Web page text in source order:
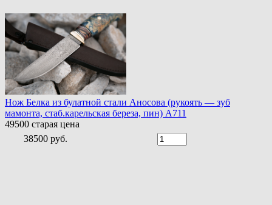
Нож Белка из булатной стали Аносова (рукоять — зуб
мамонта, стаб.карельская береза, пин) A711
49500 старая цена
38500 руб.